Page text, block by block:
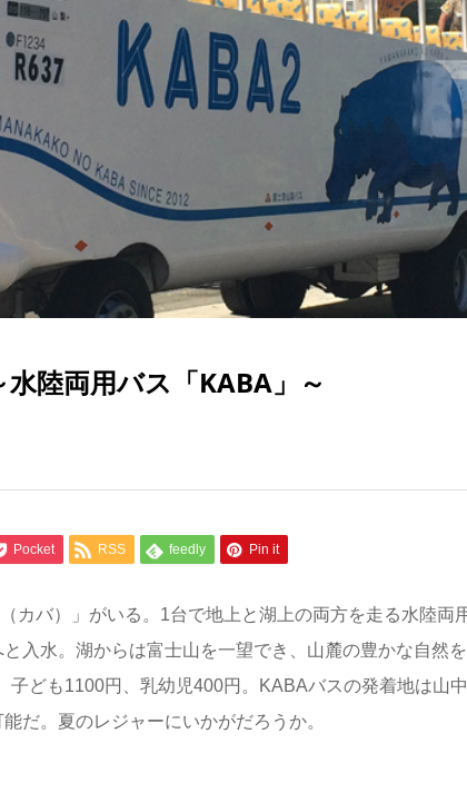
陸両用バス「KABA」～
Pocket RSS feedly Pin it
カバ）」がいる。1台で地上と湖上の両方を走る水陸両
入水。湖からは富士山を一望でき、山麓の豊かな自然
ども1100円、乳幼児400円。KABAバスの発着地は山
だ。夏のレジャーにいかがだろうか。